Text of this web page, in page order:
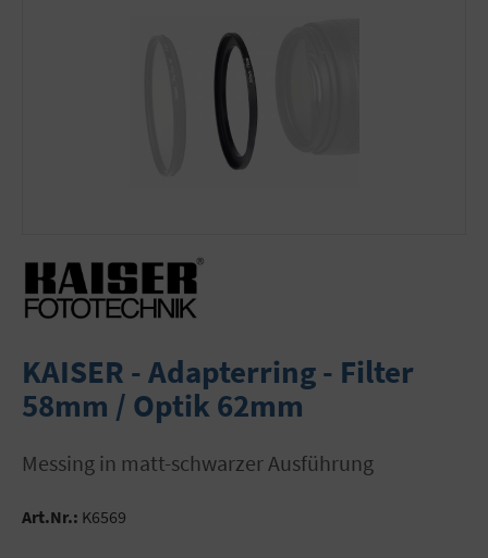
KAISER - Adapterring - Filter
58mm / Optik 62mm
Messing in matt-schwarzer Ausführung
Art.Nr.: K6569